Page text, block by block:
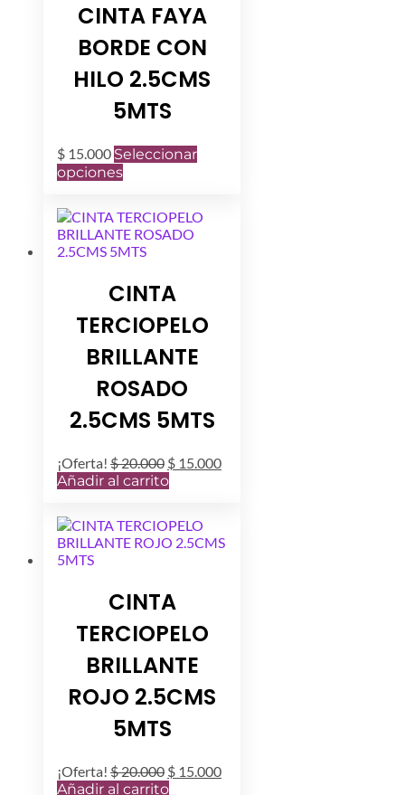
CINTA FAYA
BORDE CON
HILO 2.5CMS
5MTS
$ 15.000 Seleccionar
opcionesEste
múltiples
variantes.
Las
se
elegir
la
página
de
producto
CINTA
TERCIOPELO
BRILLANTE
ROSADO
2.5CMS 5MTS
¡Oferta! $20.000 El
precio
$ 20.000.
$ 15.000El
Añadir al carrito
CINTA
TERCIOPELO
BRILLANTE
ROJO 2.5CMS
5MTS
¡Oferta! $20.000 El
precio
$ 15.000El
Añadir al carrito